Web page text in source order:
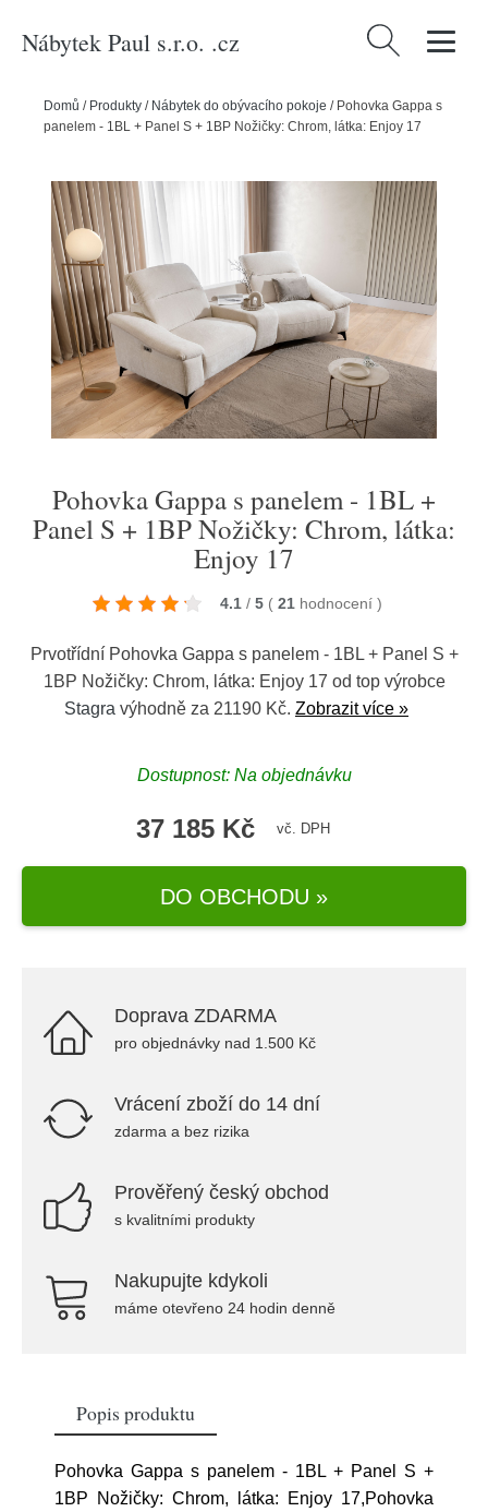
Nábytek Paul s.r.o. .cz Vyhledávání
Domů / Produkty / Nábytek do obývacího pokoje / Pohovka Gappa s
panelem - 1BL + Panel S + 1BP Nožičky: Chrom, látka: Enjoy 17
Pohovka Gappa s panelem - 1BL +
Panel S + 1BP Nožičky: Chrom, látka:
Enjoy 17
4.1 / 5 ( 21 hodnocení )
Prvotřídní Pohovka Gappa s panelem - 1BL + Panel S +
1BP Nožičky: Chrom, látka: Enjoy 17 od top výrobce
Stagra výhodně za 21190 Kč. Zobrazit více »
Dostupnost: Na objednávku
37 185 Kč vč. DPH
DO OBCHODU »
Doprava ZDARMA
pro objednávky nad 1.500 Kč
Vrácení zboží do 14 dní
zdarma a bez rizika
Prověřený český obchod
s kvalitními produkty
Nakupujte kdykoli
máme otevřeno 24 hodin denně
Popis produktu
Pohovka Gappa s panelem - 1BL + Panel S +
1BP Nožičky: Chrom, látka: Enjoy 17,Pohovka